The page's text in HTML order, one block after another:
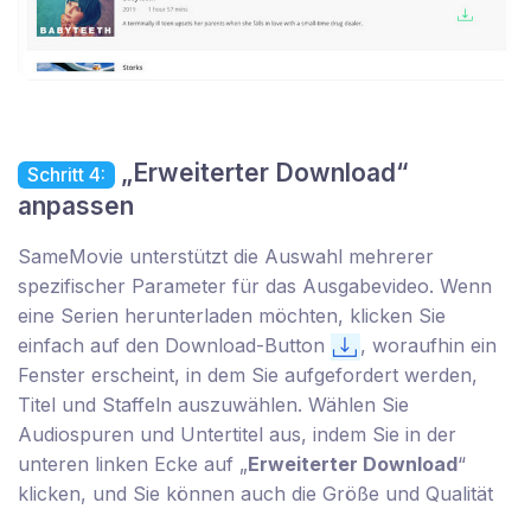
Schritt 4: „Erweiterter Download“
anpassen
SameMovie unterstützt die Auswahl mehrerer
spezifischer Parameter für das Ausgabevideo. Wenn
eine Serien herunterladen möchten, klicken Sie
einfach auf den Download-Button
, woraufhin ein
Fenster erscheint, in dem Sie aufgefordert werden,
Titel und Staffeln auszuwählen. Wählen Sie
Audiospuren und Untertitel aus, indem Sie in der
unteren linken Ecke auf „Erweiterter Download“
klicken, und Sie können auch die Größe und Qualität